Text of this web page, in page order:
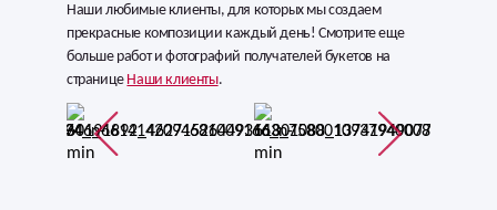
Наши любимые клиенты, для которых мы создаем
прекрасные композиции каждый день! Смотрите еще
больше работ и фотографий получателей букетов на
странице Наши клиенты.